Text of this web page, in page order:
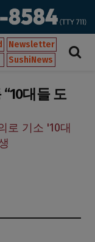
Newsletter
SushiNews
대들 도
로 기소 '10대